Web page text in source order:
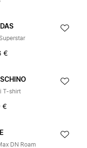
€
T-shirt
€
DN Roam